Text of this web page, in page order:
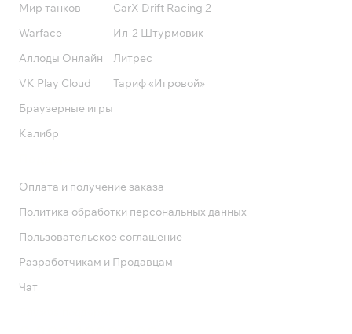
Мир танков
Warface
Аллоды Онлайн
VK Play Cloud
Браузерные игры
Калибр
CarX Drift Racing 2
Ил-2 Штурмовик
Литрес
Тариф «Игровой»
Оплата и получение заказа
Политика обработки персональных данных
Пользовательское соглашение
Разработчикам и Продавцам
Чат